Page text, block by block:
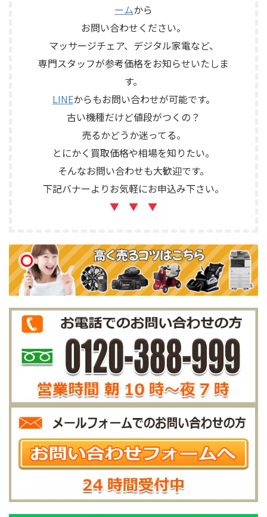
ームから
お問い合わせください。
マッサージチェア、デジタル家電など、
専門スタッフが参考価格をお知らせいたしま
す。
LINEからもお問い合わせが可能です。
古い機種だけど値段がつくの？
売るかどうか迷ってる。
とにかく買取価格や相場を知りたい。
そんなお問い合わせも大歓迎です。
下記バナーよりお気軽にお申込み下さい。
▼ ▼ ▼